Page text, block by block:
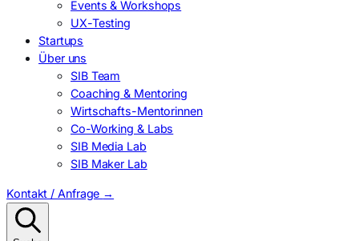
Events & Workshops
UX-Testing
Startups
Über uns
SIB Team
Coaching & Mentoring
Wirtschafts-Mentorinnen
Co-Working & Labs
SIB Media Lab
SIB Maker Lab
Kontakt / Anfrage →